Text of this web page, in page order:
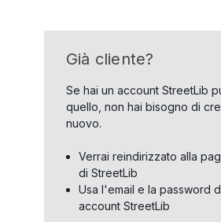
Già cliente?
Se hai un account StreetLib
quello, non hai bisogno di
nuovo.
Verrai reindirizzato alla
di StreetLib
Usa l'email e la password
account StreetLib